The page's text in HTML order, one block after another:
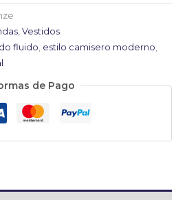
, Vestidos
fluido, estilo camisero moderno,
de Pago